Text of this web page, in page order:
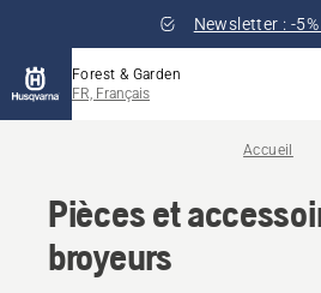
Newsletter : -
Forest & Garden
FR, Français
Accueil
Pièces et
broyeurs